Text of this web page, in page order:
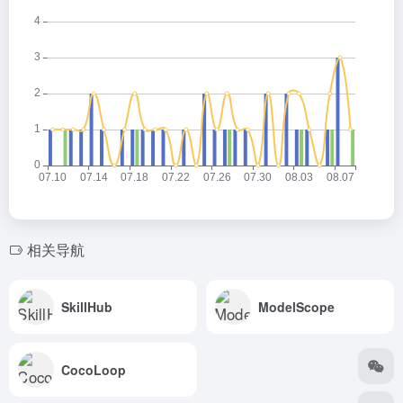
相关导航
SkillHub ModelScope
CocoLoop